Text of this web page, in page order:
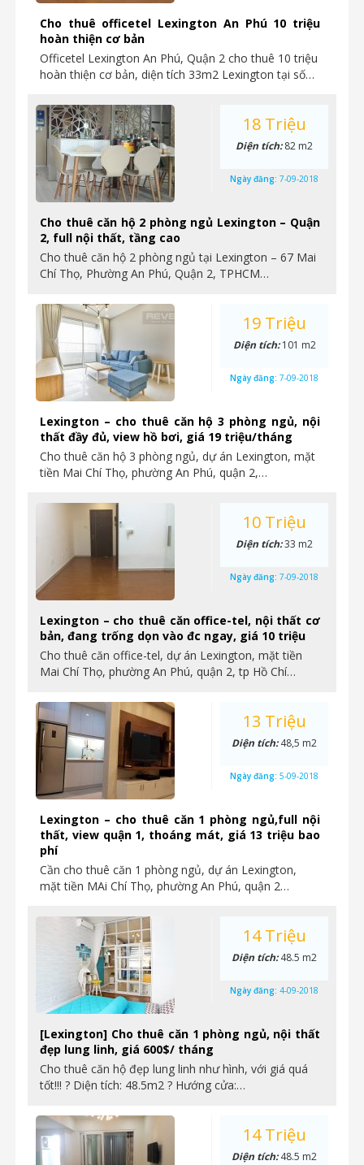
Cho thuê officetel Lexington An Phú 10 triệu
hoàn thiện cơ bản
Officetel Lexington An Phú, Quận 2 cho thuê 10 triệu
hoàn thiện cơ bản, diện tích 33m2 Lexington tại số…
Cho thuê căn hộ 2 phòng ngủ Lexington – Quận
2, full nội thất, tầng cao
Cho thuê căn hộ 2 phòng ngủ tại Lexington – 67 Mai
Chí Thọ, Phường An Phú, Quận 2, TPHCM…
18 Triệu
Diện tích:82 m2
Ngày đăng: 7-09-2018
Lexington – cho thuê căn hộ 3 phòng ngủ, nội
thất đầy đủ, view hồ bơi, giá 19 triệu/tháng
Cho thuê căn hộ 3 phòng ngủ, dự án Lexington, mặt
tiền Mai Chí Thọ, phường An Phú, quận 2,…
19 Triệu
Diện tích:101 m2
Ngày đăng: 7-09-2018
Lexington – cho thuê căn office-tel, nội thất cơ
bản, đang trống dọn vào đc ngay, giá 10 triệu
Cho thuê căn office-tel, dự án Lexington, mặt tiền
Mai Chí Thọ, phường An Phú, quận 2, tp Hồ Chí…
10 Triệu
Diện tích:33 m2
Ngày đăng: 7-09-2018
Lexington – cho thuê căn 1 phòng ngủ,full nội
thất, view quận 1, thoáng mát, giá 13 triệu bao
phí
Cần cho thuê căn 1 phòng ngủ, dự án Lexington,
mặt tiền MAi Chí Thọ, phường An Phú, quận 2…
13 Triệu
Diện tích:48,5 m2
Ngày đăng: 5-09-2018
[Lexington] Cho thuê căn 1 phòng ngủ, nội thất
đẹp lung linh, giá 600$/ tháng
Cho thuê căn hộ đẹp lung linh như hình, với giá quá
tốt!!! ? Diện tích: 48.5m2 ? Hướng cửa:…
14 Triệu
Diện tích:48.5 m2
Ngày đăng: 4-09-2018
14 Triệu
Diện tích:48.5 m2